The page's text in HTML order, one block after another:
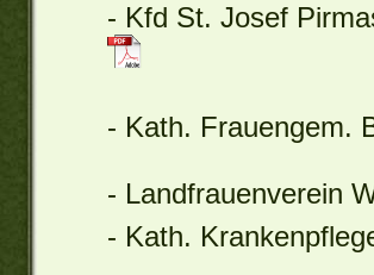
- Kfd St. Josef
- Kath. Frauengem.
- Landfrauenverein
- Kath.